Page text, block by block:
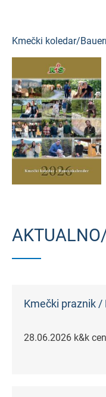
Kmečki koledar/
Kmečki praznik
28.06.2026 k&k